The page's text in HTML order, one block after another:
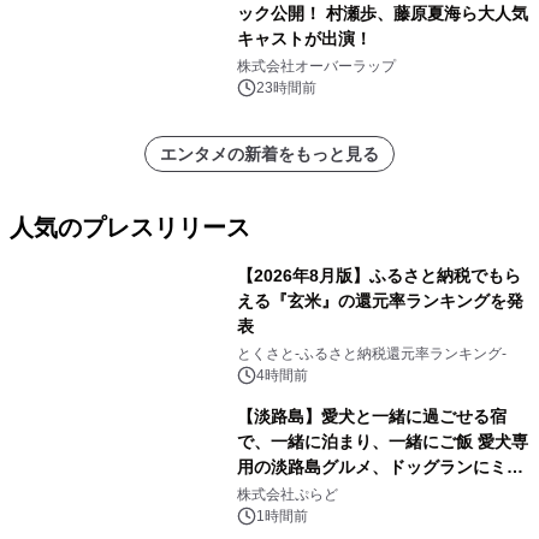
ック公開！ 村瀬歩、藤原夏海ら大人気
キャストが出演！
株式会社オーバーラップ
23時間前
エンタメの新着をもっと見る
人気のプレスリリース
【2026年8月版】ふるさと納税でもら
える『玄米』の還元率ランキングを発
表
とくさと-ふるさと納税還元率ランキング-
4時間前
【淡路島】愛犬と一緒に過ごせる宿
で、一緒に泊まり、一緒にご飯 愛犬専
用の淡路島グルメ、ドッグランにミニ
プール グランピングとトレーラーハウ
スの2施設で
株式会社ぷらど
1時間前